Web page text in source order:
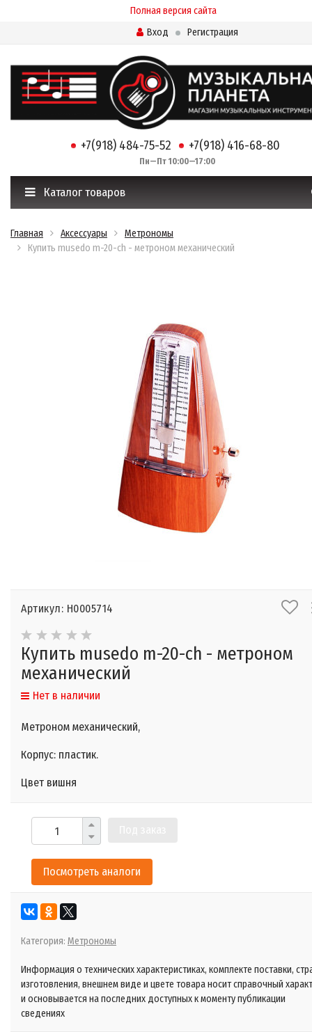
Полная версия сайта
Вход
Регистрация
+7(918) 484-75-52 +7(918) 416-68-80
Пн—Пт 10:00—17:00
Каталог товаров
Главная Аксессуары
Метрономы
Купить musedo m-20-ch - метроном механический
Артикул: Н0005714
Купить musedo m-20-ch - метроном
механический
Нет в наличии
Метроном механический,
Корпус: пластик.
Цвет вишня
Посмотреть аналоги
Категория: Метрономы
Информация о технических характеристиках, комплекте поставки,
изготовления, внешнем виде и цвете товара носит справочный
и основывается на последних доступных к моменту публикации
сведениях